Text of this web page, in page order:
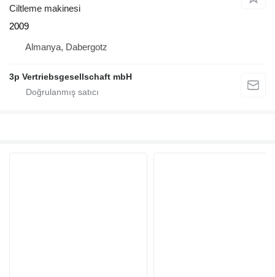
Ciltleme makinesi
2009
Almanya, Dabergotz
3p Vertriebsgesellschaft mbH